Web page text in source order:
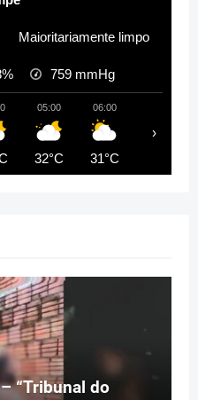
Maioritariamente limpo
759 mmHg
05:00
32°C
06:00
31°C
›
“Tribunal do